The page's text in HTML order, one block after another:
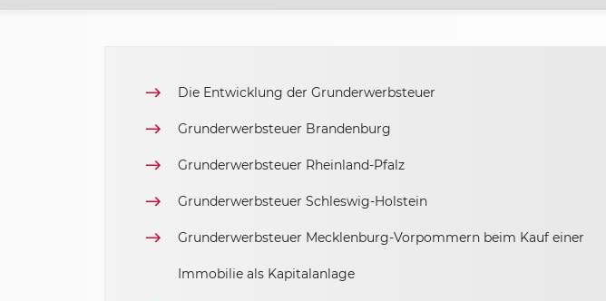
Die Entwicklung der Grunderwerbsteuer
Grunderwerbsteuer Brandenburg
Grunderwerbsteuer Rheinland-Pfalz
Grunderwerbsteuer Schleswig-Holstein
Grunderwerbsteuer Mecklenburg-Vorpommern beim Kauf einer
Immobilie als Kapitalanlage